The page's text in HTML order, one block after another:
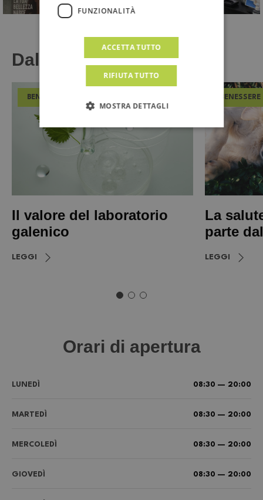
Dal Magazine
BENESSERE
Il valore del laboratorio
galenico
LEGGI
BENESSERE
La
parte
LEGGI
Orari di apertura
LUNEDÌ 08:30 — 20:00
MARTEDÌ 08:30 — 20:00
MERCOLEDÌ 08:30 — 20:00
GIOVEDÌ 08:30 — 20:00
FUNZIONALITÀ
ACCETTA TUTTO
RIFIUTA TUTTO
MOSTRA DETTAGLI